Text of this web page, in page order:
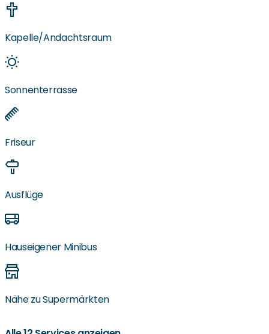
Kapelle/Andachtsraum
Sonnenterrasse
Friseur
Ausflüge
Hauseigener Minibus
Nähe zu Supermärkten